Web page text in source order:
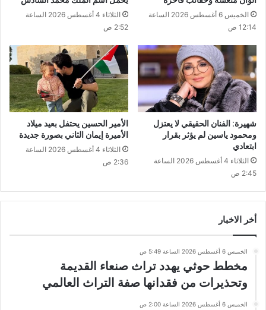
الخميس 6 أغسطس 2026 الساعة
12:14 ص
الثلاثاء 4 أغسطس 2026 الساعة
2:52 ص
شهيرة: الفنان الحقيقي لا يعتزل
ومحمود ياسين لم يؤثر بقرار
ابتعادي
الثلاثاء 4 أغسطس 2026 الساعة
2:45 ص
الأمير الحسين يحتفل بعيد ميلاد
الأميرة إيمان الثاني بصورة جديدة
الثلاثاء 4 أغسطس 2026 الساعة
2:36 ص
أخر الاخبار
الخميس 6 أغسطس 2026 الساعة 5:49 ص
مخطط حوثي يهدد تراث صنعاء القديمة
وتحذيرات من فقدانها صفة التراث العالمي
الخميس 6 أغسطس 2026 الساعة 2:00 ص